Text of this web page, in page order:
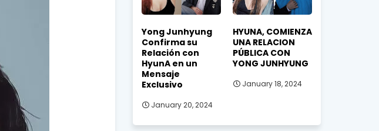
Yong Junhyung
Confirma su
Relación con
HyunA en un
Mensaje
Exclusivo
January 20, 2024
HYUNA, COMIENZA
UNA RELACION
PÚBLICA CON
YONG JUNHYUNG
January 18, 2024